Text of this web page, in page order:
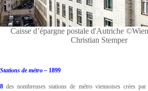
Caisse d’épargne postale d'Autriche
Christian Stemper
Stations de métro – 1899
8 des nombreuses stations de métro viennoises crées par